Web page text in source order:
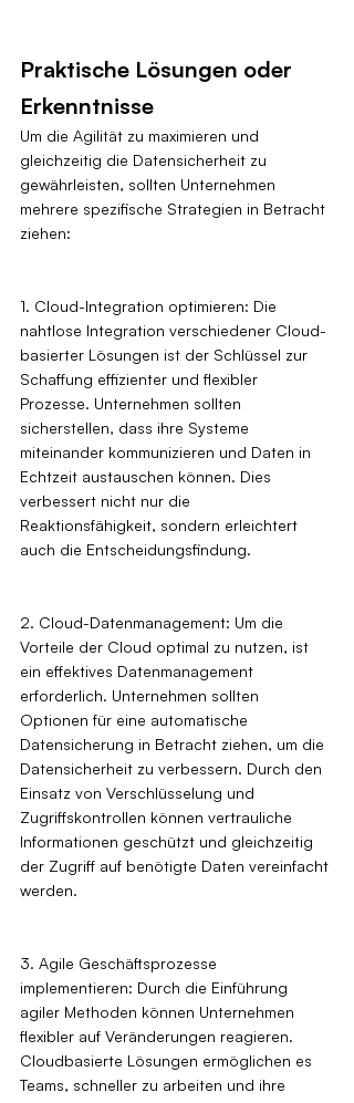
Praktische Lösungen oder
Erkenntnisse
Um die Agilität zu maximieren und
gleichzeitig die Datensicherheit zu
gewährleisten, sollten Unternehmen
mehrere spezifische Strategien in Betracht
ziehen:
1. Cloud-Integration optimieren: Die
nahtlose Integration verschiedener Cloud-
basierter Lösungen ist der Schlüssel zur
Schaffung effizienter und flexibler
Prozesse. Unternehmen sollten
sicherstellen, dass ihre Systeme
miteinander kommunizieren und Daten in
Echtzeit austauschen können. Dies
verbessert nicht nur die
Reaktionsfähigkeit, sondern erleichtert
auch die Entscheidungsfindung.
2. Cloud-Datenmanagement: Um die
Vorteile der Cloud optimal zu nutzen, ist
ein effektives Datenmanagement
erforderlich. Unternehmen sollten
Optionen für eine automatische
Datensicherung in Betracht ziehen, um die
Datensicherheit zu verbessern. Durch den
Einsatz von Verschlüsselung und
Zugriffskontrollen können vertrauliche
Informationen geschützt und gleichzeitig
der Zugriff auf benötigte Daten vereinfacht
werden.
3. Agile Geschäftsprozesse
implementieren: Durch die Einführung
agiler Methoden können Unternehmen
flexibler auf Veränderungen reagieren.
Cloudbasierte Lösungen ermöglichen es
Teams, schneller zu arbeiten und ihre